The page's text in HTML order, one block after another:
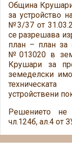
Община Крушари
за устройство
№3/37 от
се разрешава
план – план
№013020 в
Крушари за
земеделски
устройствени
Решението не
чл.124б, ал.4 от